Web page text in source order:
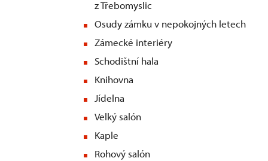
z Třebomyslic
Osudy zámku v nepokojných letech
Zámecké interiéry
Schodištní hala
Knihovna
Jídelna
Velký salón
Kaple
Rohový salón